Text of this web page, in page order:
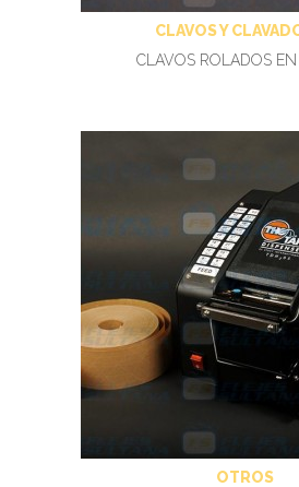
CLAVOS Y
CLAVOS ROLADOS
OTROS